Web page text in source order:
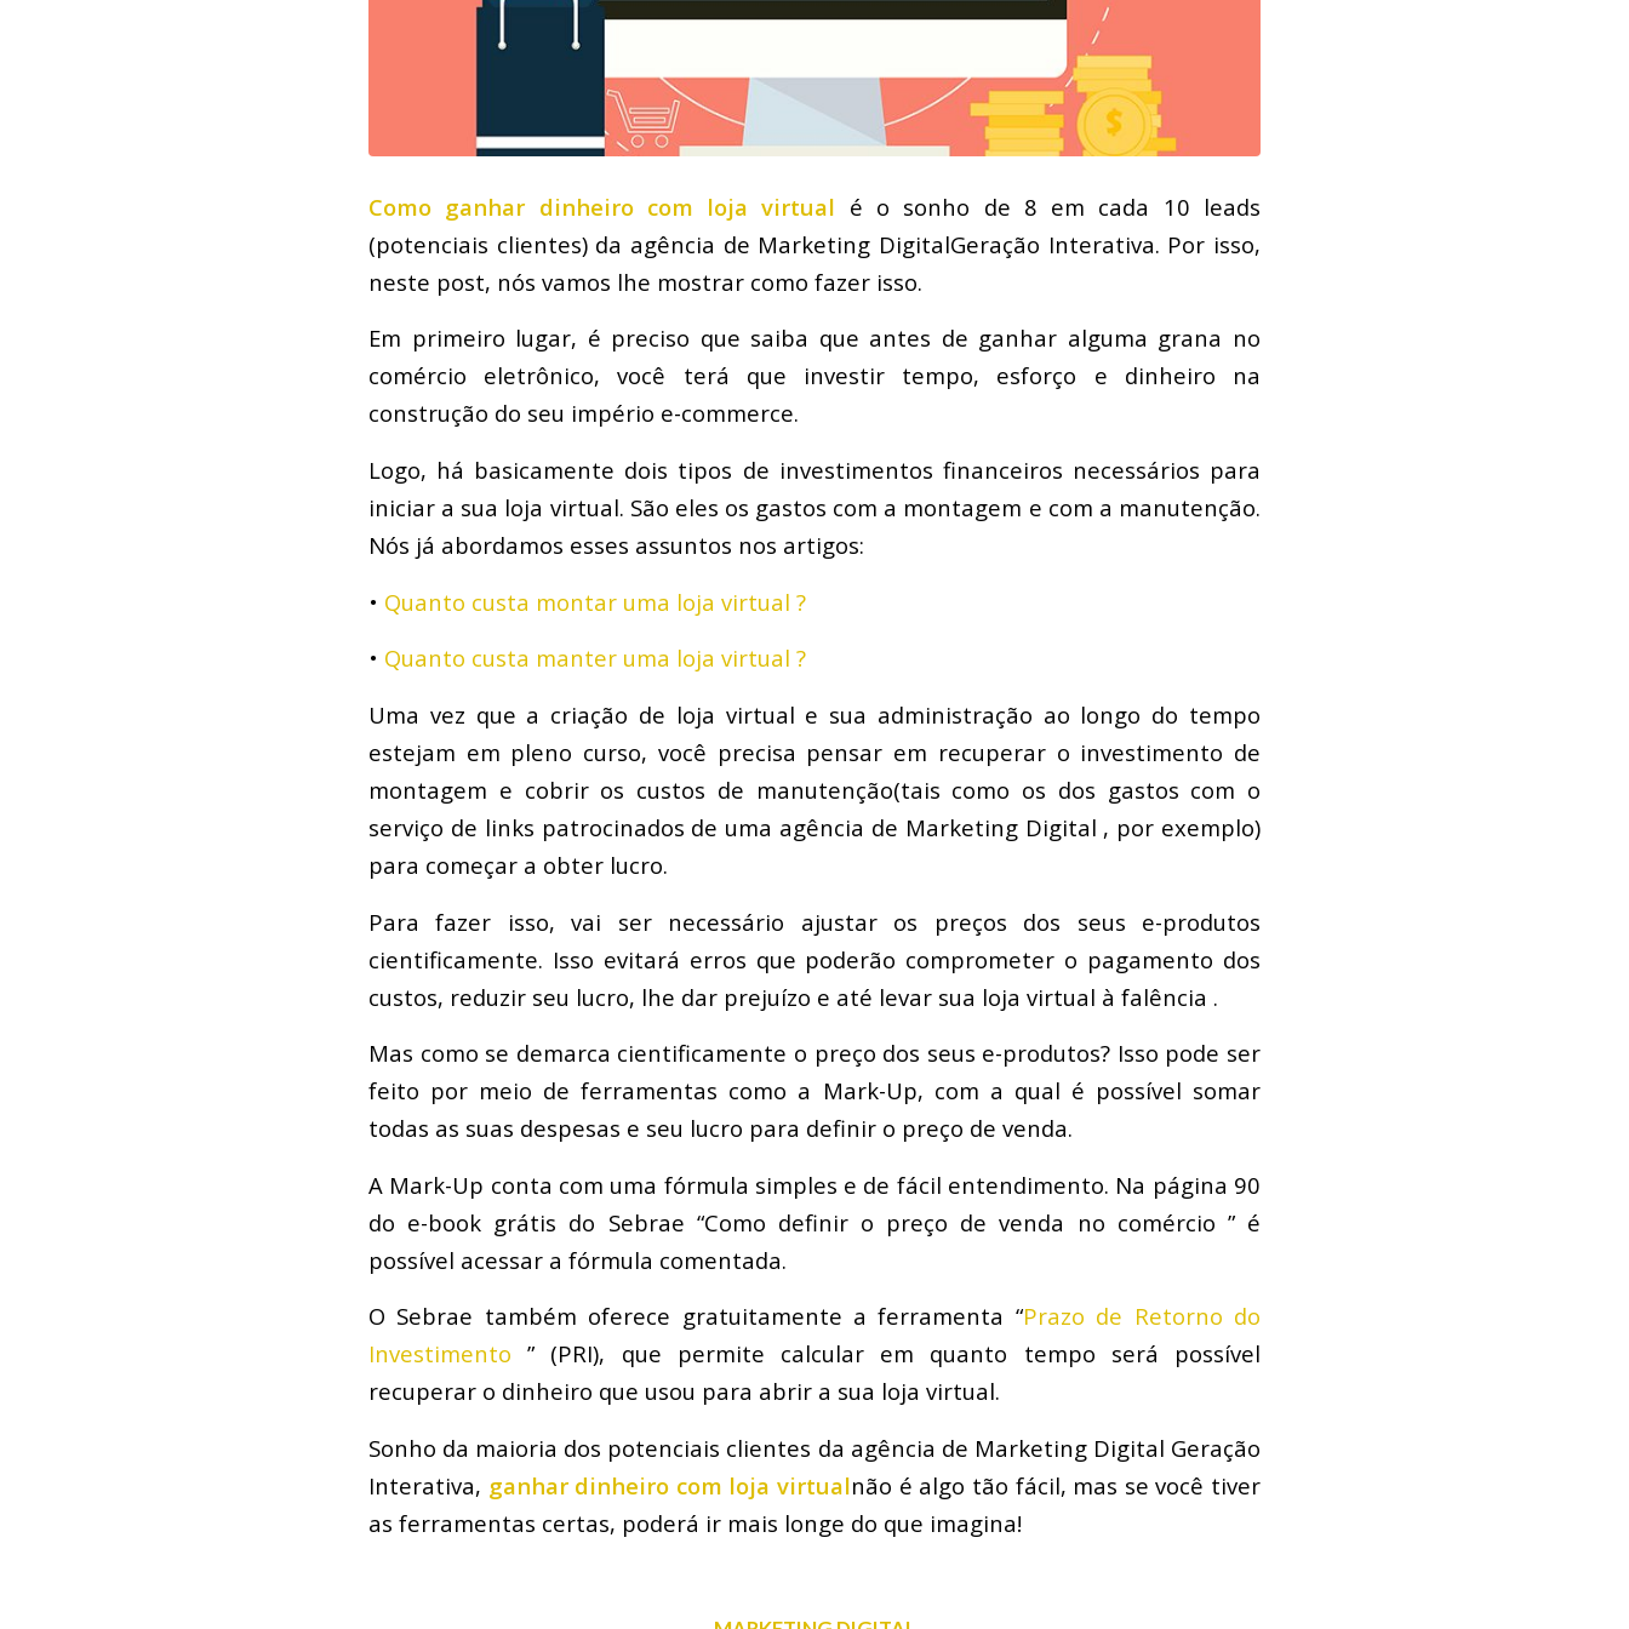
Como ganhar dinheiro com loja virtual é o sonho de 8 em cada 10 leads
(potenciais clientes) da agência de Marketing DigitalGeração Interativa. Por isso,
neste post, nós vamos lhe mostrar como fazer isso.
Em primeiro lugar, é preciso que saiba que antes de ganhar alguma grana no
comércio eletrônico, você terá que investir tempo, esforço e dinheiro na
construção do seu império e-commerce.
Logo, há basicamente dois tipos de investimentos financeiros necessários para
iniciar a sua loja virtual. São eles os gastos com a montagem e com a manutenção.
Nós já abordamos esses assuntos nos artigos:
• Quanto custa montar uma loja virtual ?
• Quanto custa manter uma loja virtual ?
Uma vez que a criação de loja virtual e sua administração ao longo do tempo
estejam em pleno curso, você precisa pensar em recuperar o investimento de
montagem e cobrir os custos de manutenção(tais como os dos gastos com o
serviço de links patrocinados de uma agência de Marketing Digital , por exemplo)
para começar a obter lucro.
Para fazer isso, vai ser necessário ajustar os preços dos seus e-produtos
cientificamente. Isso evitará erros que poderão comprometer o pagamento dos
custos, reduzir seu lucro, lhe dar prejuízo e até levar sua loja virtual à falência .
Mas como se demarca cientificamente o preço dos seus e-produtos? Isso pode ser
feito por meio de ferramentas como a Mark-Up, com a qual é possível somar
todas as suas despesas e seu lucro para definir o preço de venda.
A Mark-Up conta com uma fórmula simples e de fácil entendimento. Na página 90
do e-book grátis do Sebrae “Como definir o preço de venda no comércio ” é
possível acessar a fórmula comentada.
O Sebrae também oferece gratuitamente a ferramenta “Prazo de Retorno do
Investimento ” (PRI), que permite calcular em quanto tempo será possível
recuperar o dinheiro que usou para abrir a sua loja virtual.
Sonho da maioria dos potenciais clientes da agência de Marketing Digital Geração
Interativa, ganhar dinheiro com loja virtualnão é algo tão fácil, mas se você tiver
as ferramentas certas, poderá ir mais longe do que imagina!